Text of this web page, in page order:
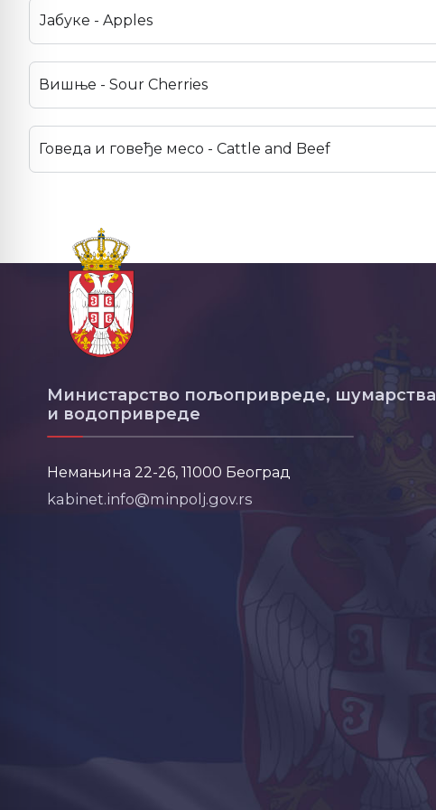
Јабуке - Apples
Вишње - Sour Cherries
Говеда и говеђе месо - Cattle and Beef
Министарство пољопривреде, шумарства
и водопривреде
Немањина 22-26, 11000 Београд
kabinet.info@minpolj.gov.rs